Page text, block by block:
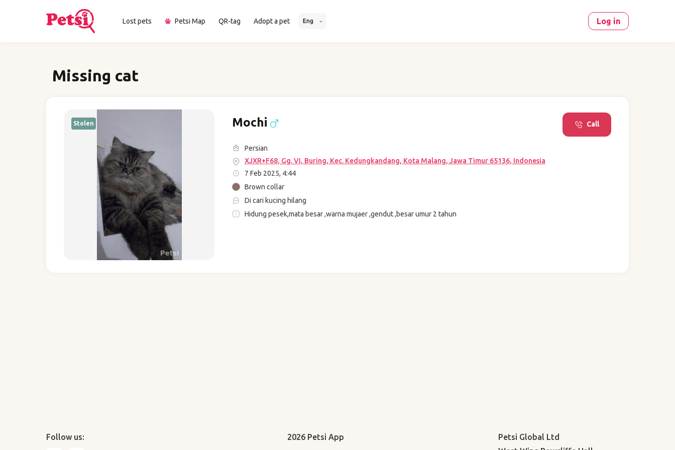
Lost pets Petsi Map QR-tag Adopt a pet Eng Log in
Missing cat
Stolen Mochi Call
Persian
XJXR+F68, Gg. VI, Buring, Kec. Kedungkandang, Kota Malang, Jawa Timur 65136, Indonesia
7 Feb 2025, 4:44
Brown collar
Di cari kucing hilang
Hidung pesek,mata besar ,warna mujaer ,gendut ,besar umur 2 tahun
Follow us: 2026 Petsi App
Petsi Global Ltd